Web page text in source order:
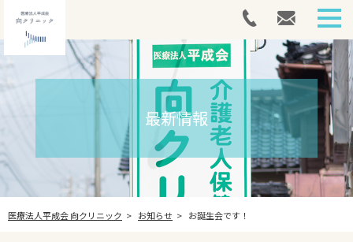
アートメイク
採用情報
最新情報
医療法人平成会 向クリニック お知らせ お誕生会です！